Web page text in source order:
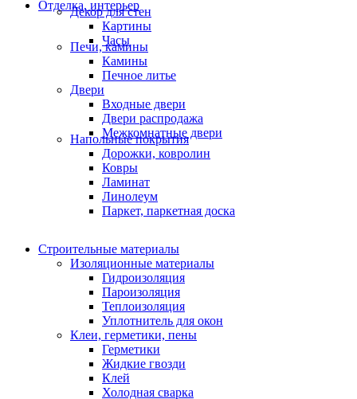
Отделка, интерьер
Декор для стен
Картины
Часы
Печи, камины
Камины
Печное литье
Двери
Входные двери
Двери распродажа
Межкомнатные двери
Напольные покрытия
Дорожки, ковролин
Ковры
Ламинат
Линолеум
Паркет, паркетная доска
Строительные материалы
Изоляционные материалы
Гидроизоляция
Пароизоляция
Теплоизоляция
Уплотнитель для окон
Клеи, герметики, пены
Герметики
Жидкие гвозди
Клей
Холодная сварка